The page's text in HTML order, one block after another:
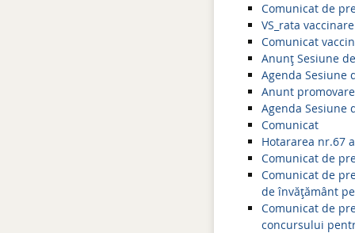
Comunicat de
VS_rata
Comunicat
Anunț Sesiune
Agenda Sesiune
Anunt
Agenda Sesiune
Comunicat
Hotararea nr.67 a
Comunicat de
Comunicat de
de învățământ
Comunicat de
concursului